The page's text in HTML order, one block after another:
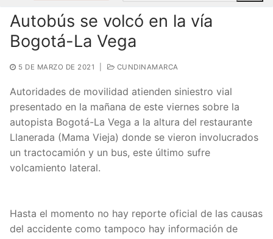
Autobús se volcó en la vía
Bogotá-La Vega
5 DE MARZO DE 2021 CUNDINAMARCA
Autoridades de movilidad atienden siniestro vial
presentado en la mañana de este viernes sobre la
autopista Bogotá-La Vega a la altura del restaurante
Llanerada (Mama Vieja) donde se vieron involucrados
un tractocamión y un bus, este último sufre
volcamiento lateral.
Hasta el momento no hay reporte oficial de las causas
del accidente como tampoco hay información de